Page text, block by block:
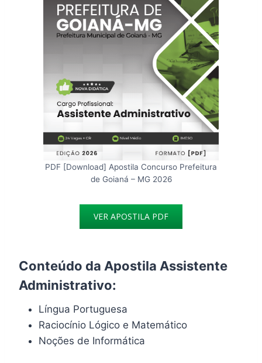
PDF [Download] Apostila Concurso Prefeitura
de Goianá – MG 2026
VER APOSTILA PDF
Conteúdo da Apostila Assistente
Administrativo:
Língua Portuguesa
Raciocínio Lógico e Matemático
Noções de Informática